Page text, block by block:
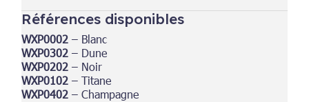
Références disponibles
WXP0002 – Blanc
WXP0302 – Dune
WXP0202 – Noir
WXP0102 – Titane
WXP0402 – Champagne